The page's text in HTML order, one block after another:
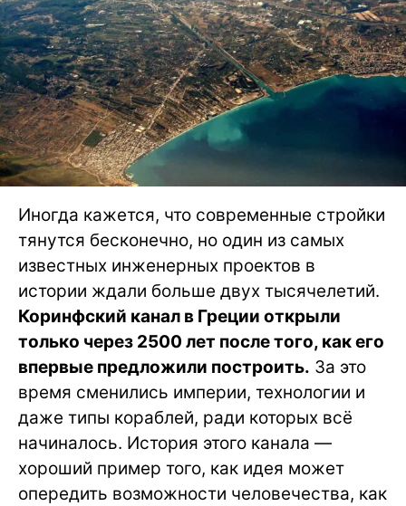
Иногда кажется, что современные стройки
тянутся бесконечно, но один из самых
известных инженерных проектов в
истории ждали больше двух тысячелетий.
Коринфский канал в Греции открыли
только через 2500 лет после того, как его
впервые предложили построить. За это
время сменились империи, технологии и
даже типы кораблей, ради которых всё
начиналось. История этого канала —
хороший пример того, как идея может
опередить возможности человечества, как